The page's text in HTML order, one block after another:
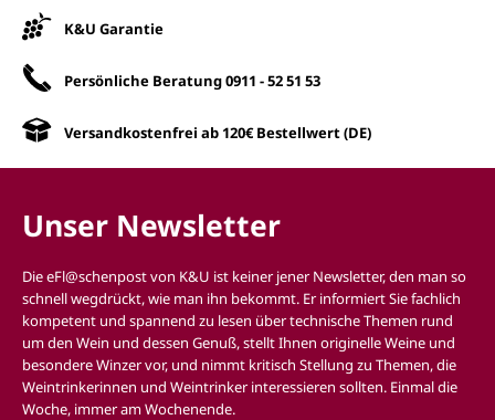
K&U Garantie
Persönliche Beratung0911 - 52 51 53
Versandkostenfrei ab 120€ Bestellwert (DE)
Unser Newsletter
Die eFl@schenpost von K&U ist keiner jener Newsletter, den man so
schnell wegdrückt, wie man ihn bekommt. Er informiert Sie fachlich
kompetent und spannend zu lesen über technische Themen rund
um den Wein und dessen Genuß, stellt Ihnen originelle Weine und
besondere Winzer vor, und nimmt kritisch Stellung zu Themen, die
Weintrinkerinnen und Weintrinker interessieren sollten. Einmal die
Woche, immer am Wochenende.